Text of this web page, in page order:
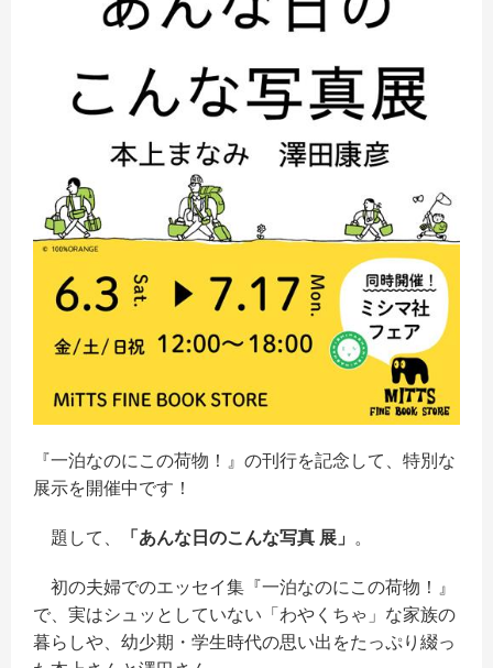
『一泊なのにこの荷物！』の刊行を記念して、特別な
展示を開催中です！
題して、 「あんな日のこんな写真 展」 。
初の夫婦でのエッセイ集『一泊なのにこの荷物！』
で、実はシュッとしていない「わやくちゃ」な家族の
暮らしや、幼少期・学生時代の思い出をたっぷり綴っ